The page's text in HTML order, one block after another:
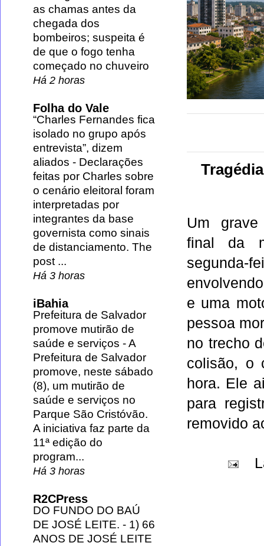
Um
final da
e uma
pessoa
no trecho
colisão, o
hora. Ele
para
removido
as chamas antes da
chegada dos
bombeiros; suspeita é
de que o fogo tenha
começado no chuveiro
Há 2 horas
Folha do Vale
“Charles Fernandes fica
isolado no grupo após
entrevista”, dizem
aliados - Declarações
feitas por Charles sobre
o cenário eleitoral foram
interpretadas por
integrantes da base
governista como sinais
de distanciamento. The
post ...
Há 3 horas
iBahia
Prefeitura de Salvador
promove mutirão de
saúde e serviços -A
Prefeitura de Salvador
promove, neste sábado
(8), um mutirão de
saúde e serviços no
Parque São Cristóvão.
A iniciativa faz parte da
11ª edição do
program...
Há 3 horas
R2CPress
DO FUNDO DO BAÚ
DE JOSÉ LEITE. - 1) 66
ANOS DE JOSÉ LEITE